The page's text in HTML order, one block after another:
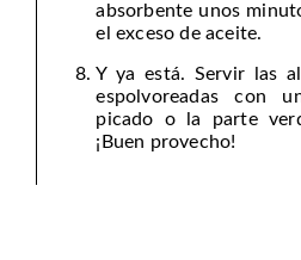
absorbente unos
el exceso de aceite.
Y ya está. Servir las
espolvoreadas con
picado o la parte
¡Buen provecho!